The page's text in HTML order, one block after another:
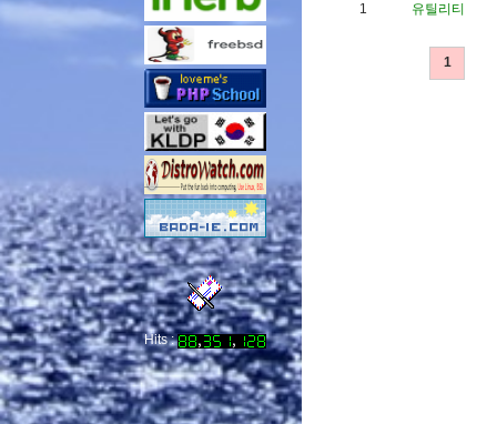
Hits :
1 유틸리티
1